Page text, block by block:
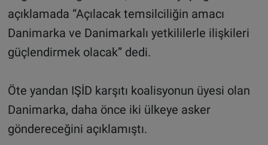
açıklamada “Açılacak temsilciliğin amacı
Danimarka ve Danimarkalı yetkililerle ilişkileri
güçlendirmek olacak” dedi.
Öte yandan IŞİD karşıtı koalisyonun üyesi olan
Danimarka, daha önce iki ülkeye asker
göndereceğini açıklamıştı.